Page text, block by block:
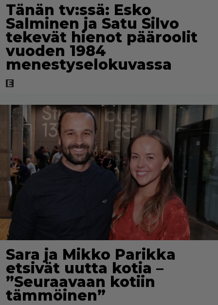
Tänän tv:ssä: Esko
Salminen ja Satu Silvo
tekevät hienot pääroolit
vuoden 1984
menestyselokuvassa
Sara ja Mikko Parikka
etsivät uutta kotia –
”Seuraavaan kotiin
tämmöinen”